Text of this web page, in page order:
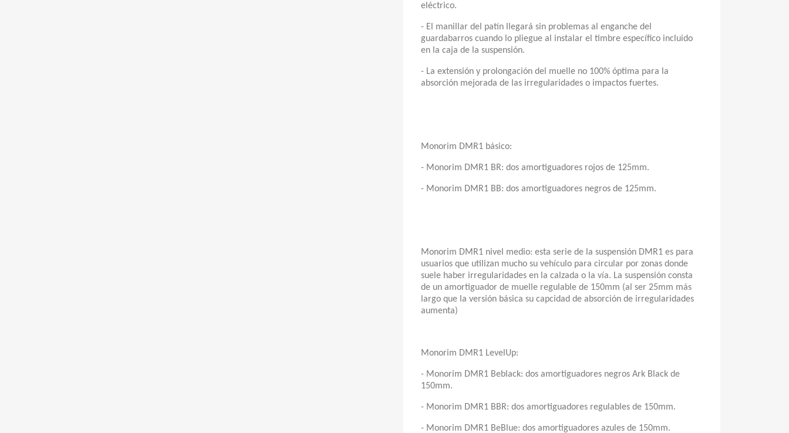
eléctrico.
- El manillar del patín llegará sin problemas al enganche del
guardabarros cuando lo pliegue al instalar el timbre específico incluido
en la caja de la suspensión.
- La extensión y prolongación del muelle no 100% óptima para la
absorción mejorada de las irregularidades o impactos fuertes.
Monorim DMR1 básico:
- Monorim DMR1 BR: dos amortiguadores rojos de 125mm.
- Monorim DMR1 BB: dos amortiguadores negros de 125mm.
Monorim DMR1 nivel medio: esta serie de la suspensión DMR1 es para
usuarios que utilizan mucho su vehículo para circular por zonas donde
suele haber irregularidades en la calzada o la vía. La suspensión consta
de un amortiguador de muelle regulable de 150mm (al ser 25mm más
largo que la versión básica su capcidad de absorción de irregularidades
aumenta)
Monorim DMR1 LevelUp:
- Monorim DMR1 Beblack: dos amortiguadores negros Ark Black de
150mm.
- Monorim DMR1 BBR: dos amortiguadores regulables de 150mm.
- Monorim DMR1 BeBlue: dos amortiguadores azules de 150mm.